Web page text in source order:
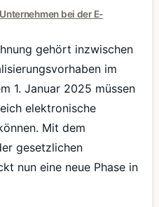
bei der E-
gehört inzwischen
im
1. Januar 2025 müssen
elektronische
Mit dem
gesetzlichen
nun eine neue Phase in